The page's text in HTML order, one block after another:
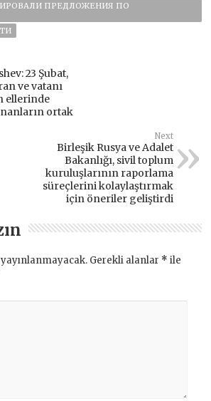
ПРЕДЛОЖЕНИЯ ПО
23 Şubat,
ve vatanı
ellerinde
ortak
Next
Birleşik Rusya ve Adalet
Bakanlığı, sivil toplum
kuruluşlarının raporlama
süreçlerini kolaylaştırmak
için öneriler geliştirdi
Gerekli alanlar * ile